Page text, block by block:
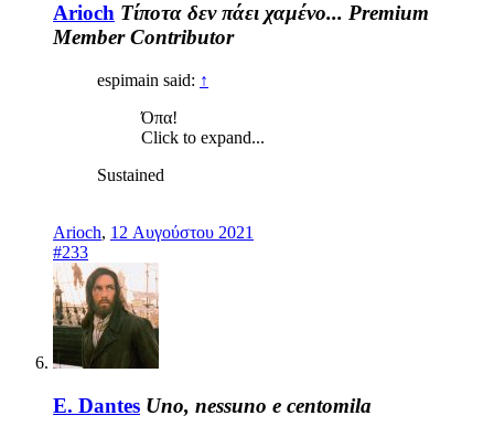
Arioch Τίποτα δεν πάει χαμένο... Premium
Member Contributor
espimain said: ↑
Όπα!
Click to expand...
Sustained
Arioch, 12 Αυγούστου 2021
#233
E. Dantes Uno, nessuno e centomila